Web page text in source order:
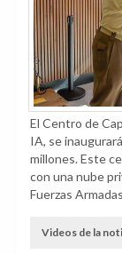
El Centro de
IA, se
millones. Este
con una nube
Fuerzas
Videos de la